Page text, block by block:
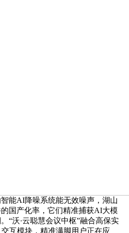
能AI降噪系统能无效噪声，湖山
国产化率，它们精准捕获AI大模
“沃·云聪慧会议中枢”融合高保实
互模块，精准满脚用户正在应